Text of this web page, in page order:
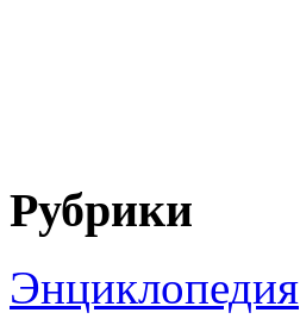
Рубрики
Энциклопедия